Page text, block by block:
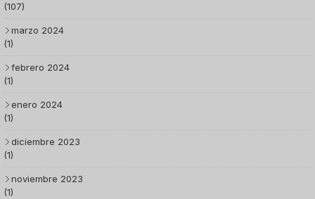
(107)
marzo 2024
(1)
febrero 2024
(1)
enero 2024
(1)
diciembre 2023
(1)
noviembre 2023
(1)